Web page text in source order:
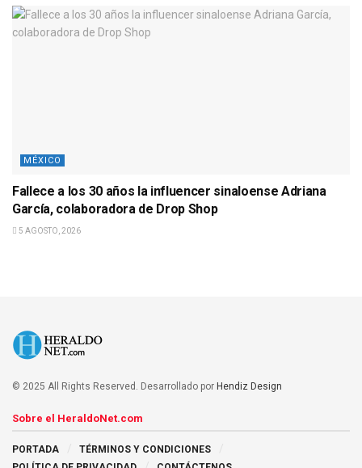
MÉXICO
Fallece a los 30 años la influencer sinaloense Adriana
García, colaboradora de Drop Shop
5 AGOSTO, 2026
© 2025 All Rights Reserved. Desarrollado por Hendiz Design
Sobre el HeraldoNet.com
PORTADA
TÉRMINOS Y CONDICIONES